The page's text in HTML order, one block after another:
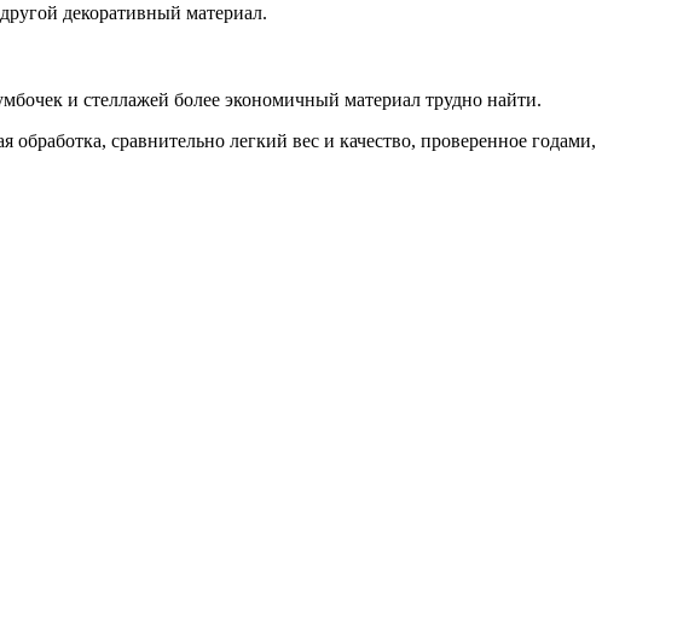
декоративный материал.
и стеллажей более экономичный материал трудно найти.
сравнительно легкий вес и качество, проверенное годами,